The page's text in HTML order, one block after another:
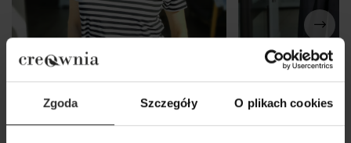
Zgoda Szczegóły O plikach cookies